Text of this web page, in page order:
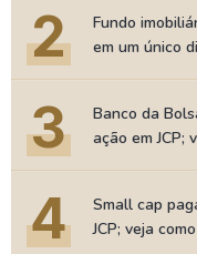
2
Fundo
em um único
3
Banco da
ação em JCP;
4
Small cap
JCP; veja